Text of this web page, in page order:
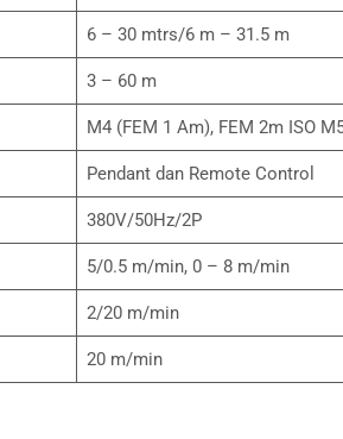
6 – 30 mtrs/6 m – 31.5 m
3 – 60 m
M4 (FEM 1 Am), FEM 2m ISO
Pendant dan Remote Control
380V/50Hz/2P
5/0.5 m/min, 0 – 8 m/min
2/20 m/min
20 m/min